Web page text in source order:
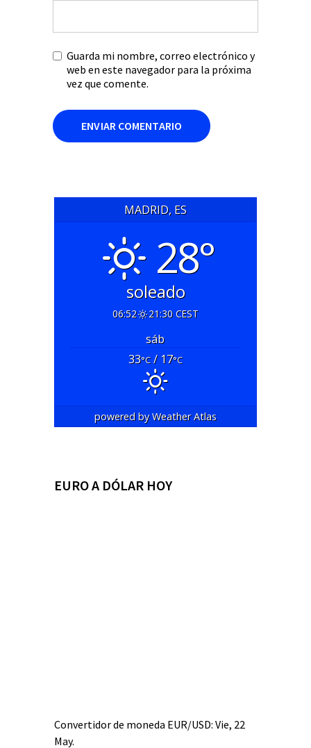
Guarda mi nombre, correo electrónico y
web en este navegador para la próxima
vez que comente.
MADRID, ES
28°
soleado
06:52 21:30 CEST
sáb
33°C/ 17°C
powered byWeather Atlas
EURO A DÓLAR HOY
Convertidor de moneda EUR/USD: Vie, 22
May.